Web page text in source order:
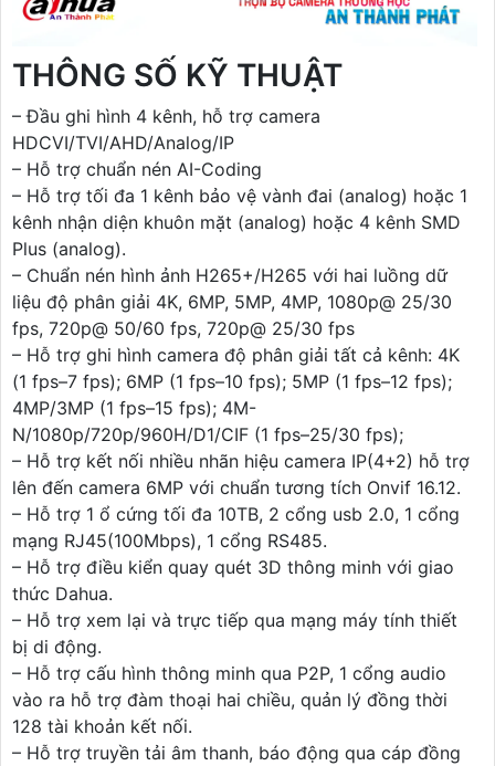
THÔNG SỐ KỸ THUẬT
– Đầu ghi hình 4 kênh, hỗ trợ camera
HDCVI/TVI/AHD/Analog/IP
– Hỗ trợ chuẩn nén AI-Coding
– Hỗ trợ tối đa 1 kênh bảo vệ vành đai (analog) hoặc 1
kênh nhận diện khuôn mặt (analog) hoặc 4 kênh SMD
Plus (analog).
– Chuẩn nén hình ảnh H265+/H265 với hai luồng dữ
liệu độ phân giải 4K, 6MP, 5MP, 4MP, 1080p@ 25/30
fps, 720p@ 50/60 fps, 720p@ 25/30 fps
– Hỗ trợ ghi hình camera độ phân giải tất cả kênh: 4K
(1 fps–7 fps); 6MP (1 fps–10 fps); 5MP (1 fps–12 fps);
4MP/3MP (1 fps–15 fps); 4M-
N/1080p/720p/960H/D1/CIF (1 fps–25/30 fps);
– Hỗ trợ kết nối nhiều nhãn hiệu camera IP(4+2) hỗ trợ
lên đến camera 6MP với chuẩn tương tích Onvif 16.12.
– Hỗ trợ 1 ổ cứng tối đa 10TB, 2 cổng usb 2.0, 1 cổng
mạng RJ45(100Mbps), 1 cổng RS485.
– Hỗ trợ điều kiển quay quét 3D thông minh với giao
thức Dahua.
– Hỗ trợ xem lại và trực tiếp qua mạng máy tính thiết
bị di động.
– Hỗ trợ cấu hình thông minh qua P2P, 1 cổng audio
vào ra hỗ trợ đàm thoại hai chiều, quản lý đồng thời
128 tài khoản kết nối.
– Hỗ trợ truyền tải âm thanh, báo động qua cáp đồng